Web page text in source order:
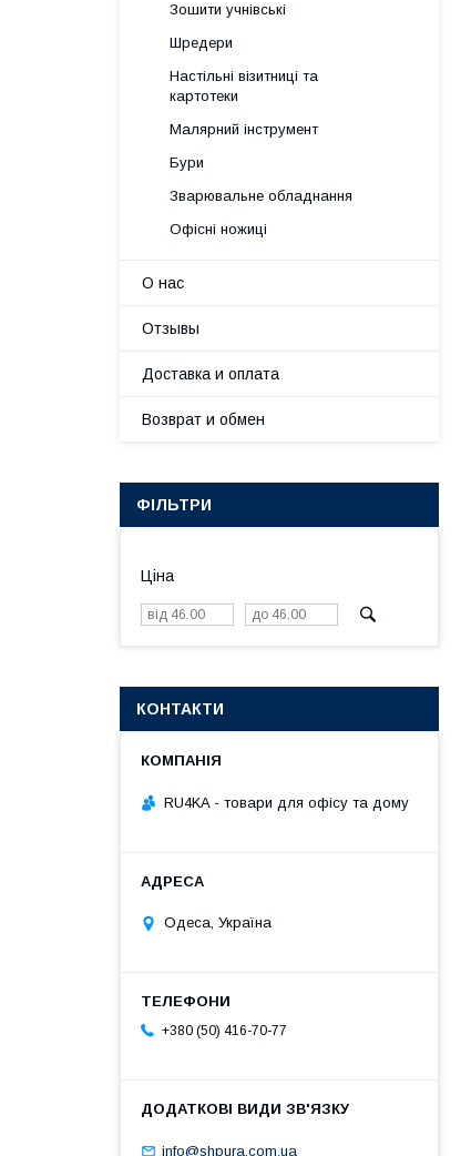
Зошити учнівські
Шредери
Настільні візитниці та
картотеки
Малярний інструмент
Бури
Зварювальне обладнання
Офісні ножиці
О нас
Отзывы
Доставка и оплата
Возврат и обмен
ФІЛЬТРИ
Ціна
КОНТАКТИ
RU4KA - товари для офісу та дому
Одеса, Україна
+380 (50) 416-70-77
info@shpura.com.ua